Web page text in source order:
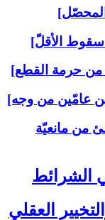
سقوط الأقلّ‏]
من حرمة القطع‏]
عامّين من وجه‏]
من مانعيّة